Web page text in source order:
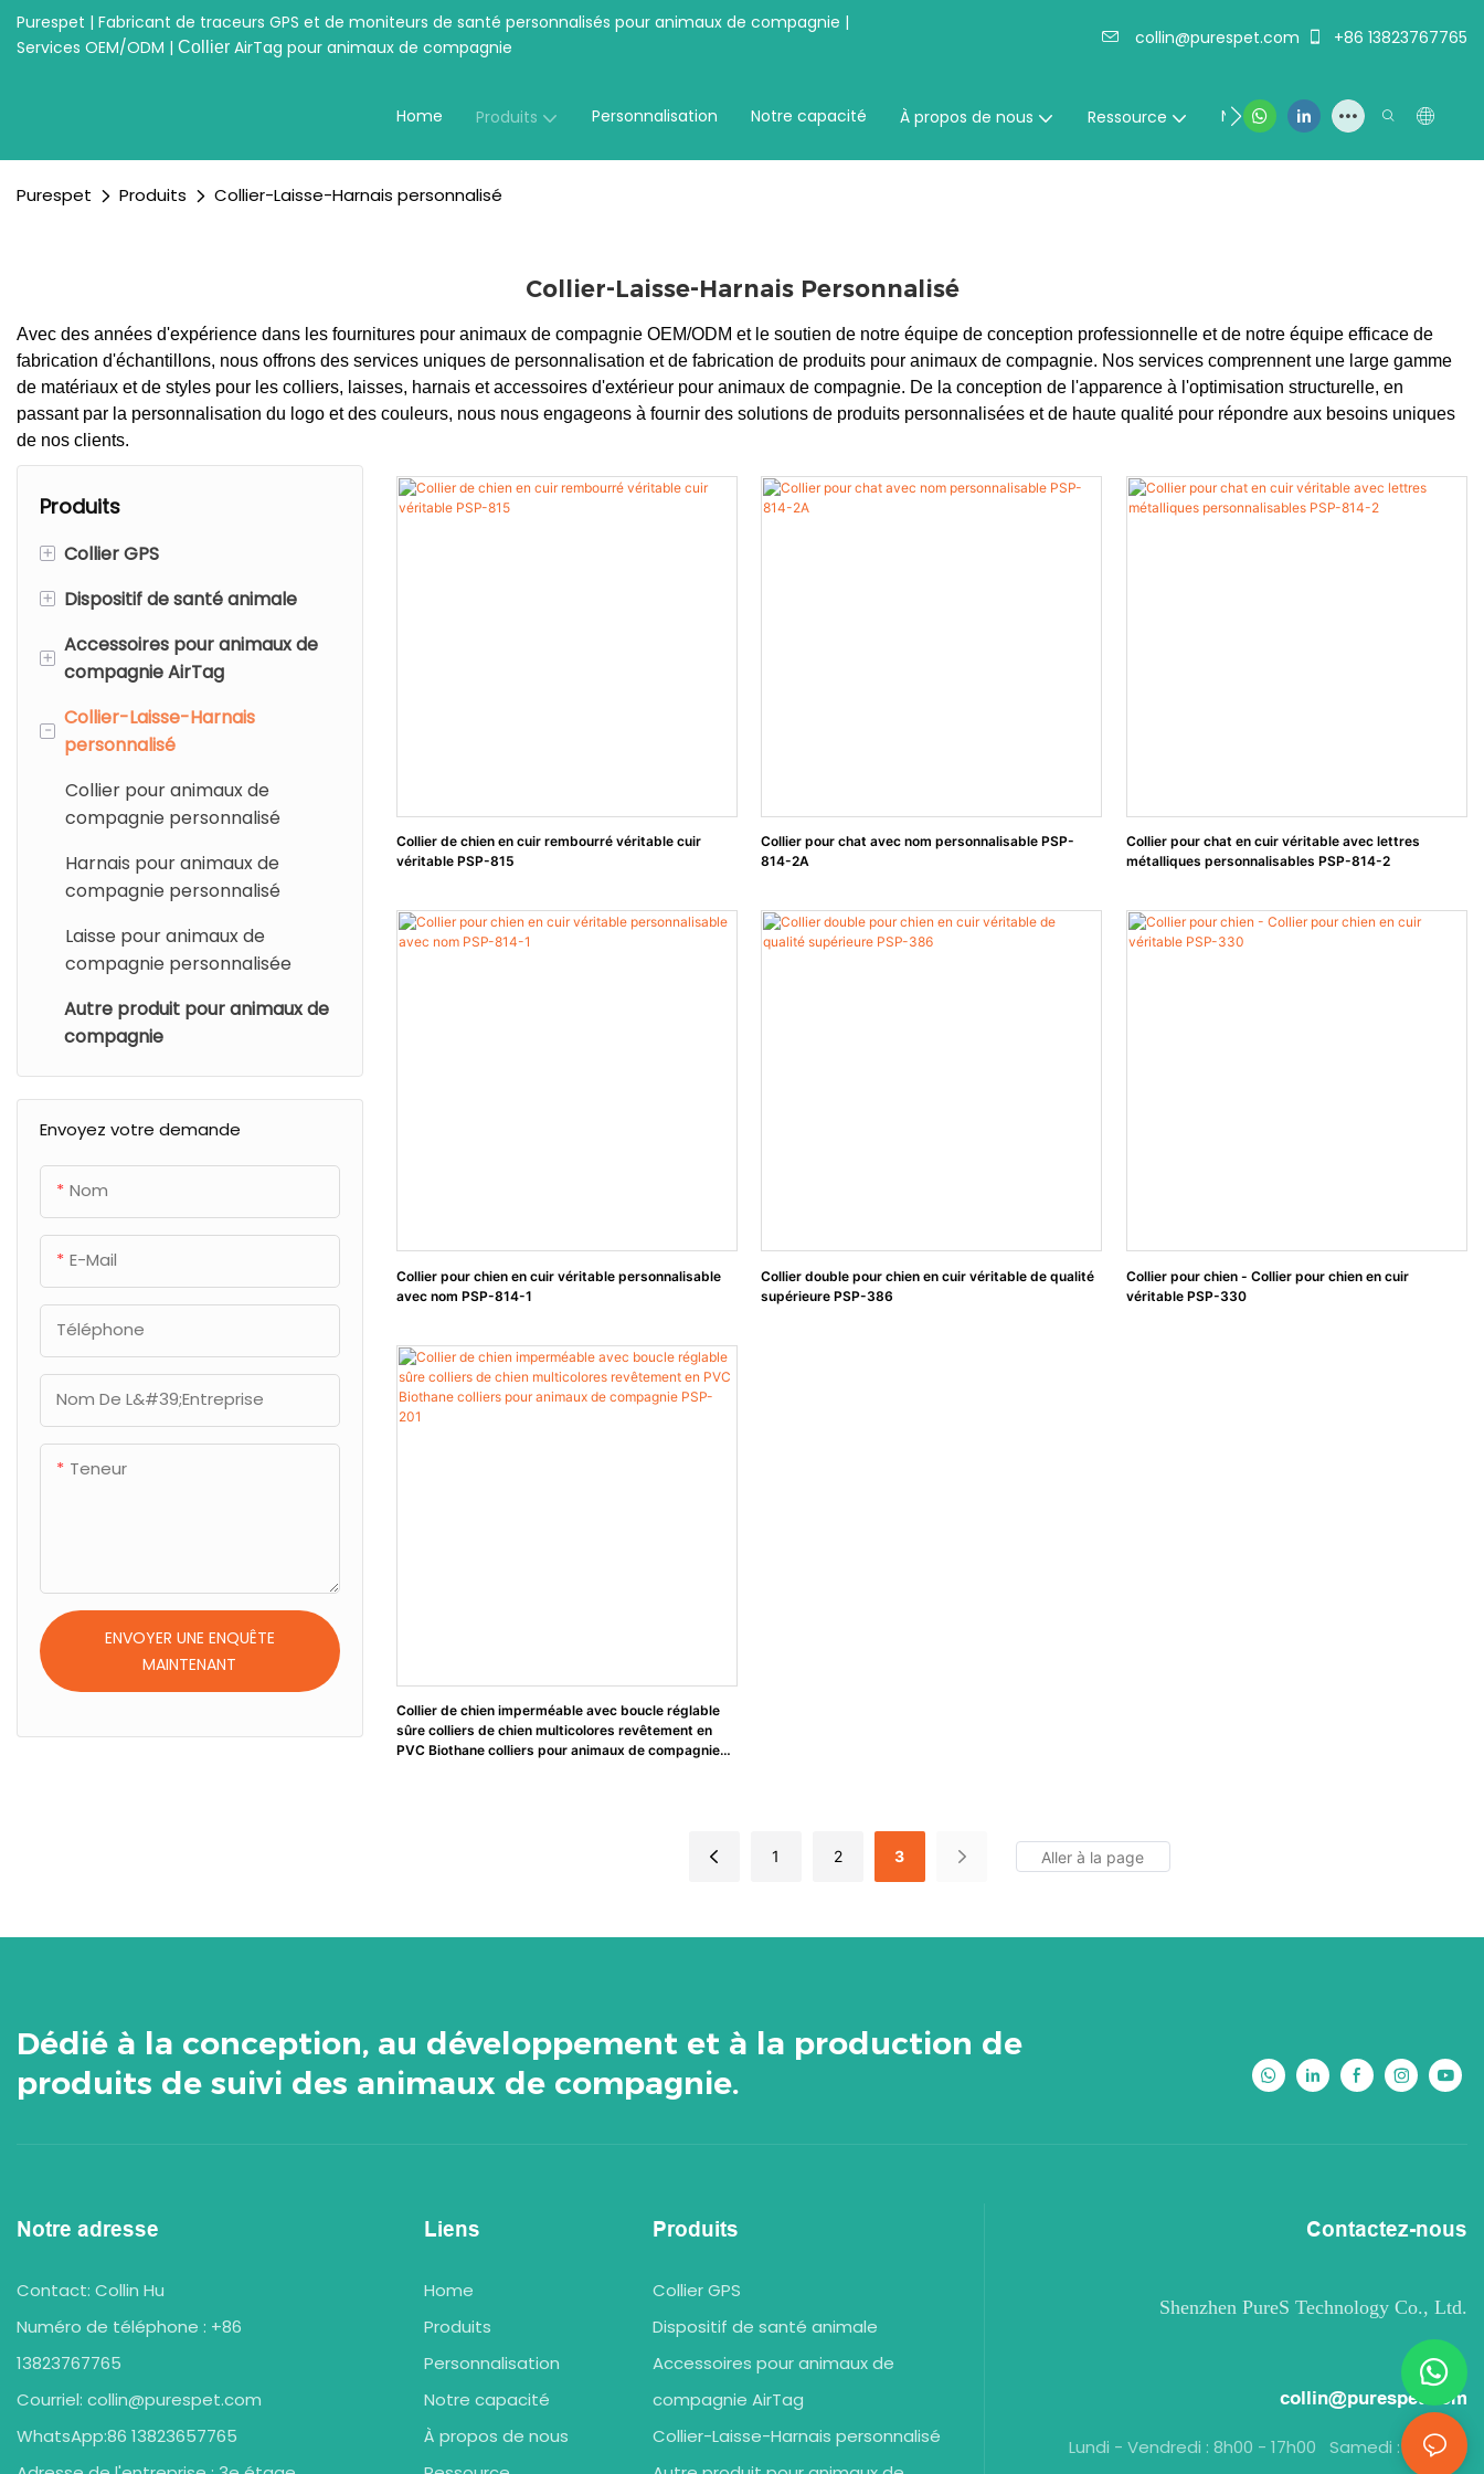
Purespet | Fabricant de traceurs GPS et de moniteurs de santé personnalisés pour animaux de compagnie |
Services OEM/ODM | Collier AirTag pour animaux de compagnie collin@purespet.com +86 13823767765
Home Produits Personnalisation Notre capacité À propos de nous Ressource Nous contacter
Purespet Produits Collier-Laisse-Harnais personnalisé
Collier-Laisse-Harnais Personnalisé
Avec des années d'expérience dans les fournitures pour animaux de compagnie OEM/ODM et le soutien de notre équipe de conception professionnelle et de notre équipe efficace de
fabrication d'échantillons, nous offrons des services uniques de personnalisation et de fabrication de produits pour animaux de compagnie. Nos services comprennent une large gamme
de matériaux et de styles pour les colliers, laisses, harnais et accessoires d'extérieur pour animaux de compagnie. De la conception de l'apparence à l'optimisation structurelle, en
passant par la personnalisation du logo et des couleurs, nous nous engageons à fournir des solutions de produits personnalisées et de haute qualité pour répondre aux besoins uniques
de nos clients.
Produits
+ Collier GPS
Collier GPS pour chien
Traqueur GPS
+ Dispositif de santé animale
Moniteur de santé intelligent
pour animaux de compagnie
+ Accessoires pour animaux de
compagnie AirTag
Collier pour chien AirTag
Collier pour chat AirTag
Harnais pour animaux AirTag
Support pour chien AirTag
AirTag pour animaux de
compagnie
- Collier-Laisse-Harnais
personnalisé
Collier pour animaux de
compagnie personnalisé
Harnais pour animaux de
compagnie personnalisé
Laisse pour animaux de
compagnie personnalisée
Autre produit pour animaux de
compagnie
Envoyez votre demande
Nom
E-Mail
Téléphone
Nom De L&#39;entreprise
Teneur
ENVOYER UNE ENQUÊTE
MAINTENANT
Collier de chien en cuir rembourré véritable cuir
véritable PSP-815
Collier pour chat avec nom personnalisable PSP-
814-2A
Collier pour chat en cuir véritable avec lettres
métalliques personnalisables PSP-814-2
Collier pour chien en cuir véritable personnalisable
avec nom PSP-814-1
Collier double pour chien en cuir véritable de qualité
supérieure PSP-386
Collier pour chien - Collier pour chien en cuir
véritable PSP-330
Collier de chien imperméable avec boucle réglable
sûre colliers de chien multicolores revêtement en
PVC Biothane colliers pour animaux de compagnie
1 2 3
Dédié à la conception, au développement et à la production de
produits de suivi des animaux de compagnie.
Notre adresse
Contact: Collin Hu
Numéro de téléphone : +86
13823767765
Courriel: collin@purespet.com
WhatsApp:86 13823657765
Liens
Home
Produits
Personnalisation
Notre capacité
À propos de nous
Produits
Collier GPS
Dispositif de santé animale
Accessoires pour animaux de
compagnie AirTag
Collier-Laisse-Harnais personnalisé
Contactez-nous
Shenzhen PureS Technology Co., Ltd.
collin@purespet.com
Lundi - Vendredi : 8h00 - 17h00 Samedi : 9h - 16h